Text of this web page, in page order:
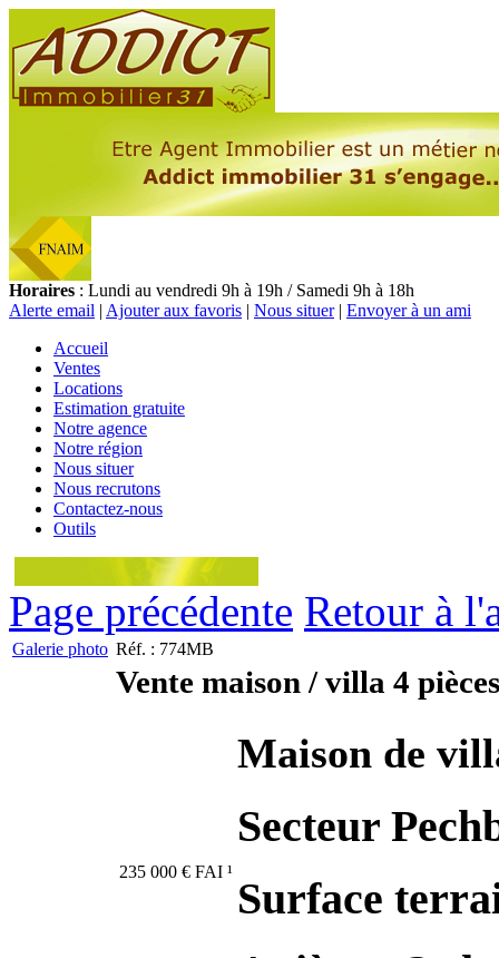
Horaires : Lundi au vendredi 9h à 19h / Samedi 9h à 18h
Alerte email | Ajouter aux favoris | Nous situer| Envoyer à un ami
Accueil
Ventes
Locations
Estimation gratuite
Notre agence
Notre région
Nous situer
Nous recrutons
Contactez-nous
Outils
Page précédente Retour à
Galerie photo Réf. : 774MB
Vente maison / villa 4
235 000 € FAI ¹
Maison de
Secteur
Surface